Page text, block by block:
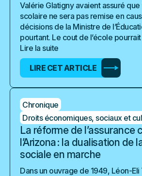
Valérie Glatigny avaient assuré que
scolaire ne sera pas remise en
décisions de la Ministre de
pourtant. Le cout de l’école
Lire la suite
LIRE CET ARTICLE
Chronique
Droits économiques, sociaux et
La réforme de l’assurance
l’Arizona : la dualisation de
sociale en marche
Dans un ouvrage de 1949, Léon-